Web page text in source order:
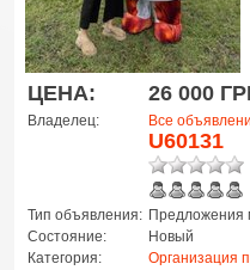
ЦЕНА: 26 000
Владелец: Все
U60131
Тип объявления: Предложения
Состояние:
Новый
Категория:
Организация